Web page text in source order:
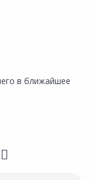
в ближайшее